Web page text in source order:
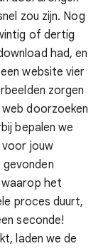
zou zijn. Nog
of dertig
had, en
website vier
zorgen
doorzoeken
bepalen we
voor jouw
het
proces duurt,
seconde!
laden we de